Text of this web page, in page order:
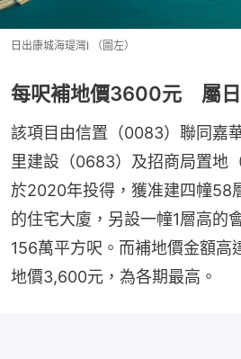
日出康城海瑅灣I （圖左）
每呎補地價3600元 屬日
該項目由信置（0083）聯同嘉
里建設（0683）及招商局置地
於2020年投得，獲准建四幢58
的住宅大廈，另設一幢1層高的
156萬平方呎。而補地價金額
地價3,600元，為各期最高。